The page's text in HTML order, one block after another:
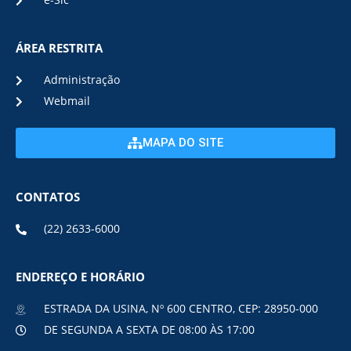
ÁREA RESTRITA
Administração
Webmail
MAPA DO SITE
CONTATOS
(22) 2633-6000
ENDEREÇO E HORÁRIO
ESTRADA DA USINA, Nº 600 CENTRO, CEP: 28950-000
DE SEGUNDA A SEXTA DE 08:00 ÀS 17:00